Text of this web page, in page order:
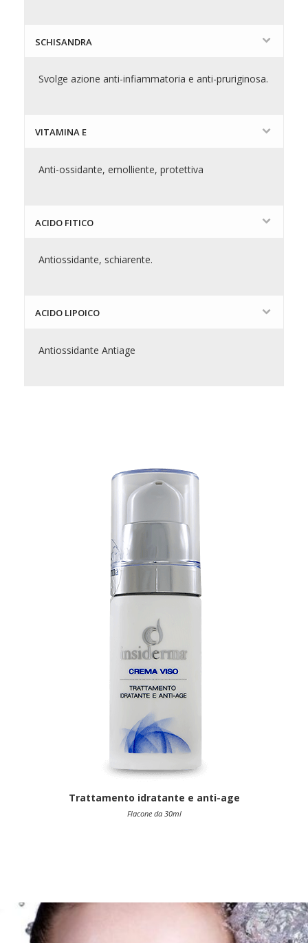
SCHISANDRA
Svolge azione anti-infiammatoria e anti-pruriginosa.
VITAMINA E
Anti-ossidante, emolliente, protettiva
ACIDO FITICO
Antiossidante, schiarente.
ACIDO LIPOICO
Antiossidante Antiage
Trattamento idratante e anti-age
Flacone da 30ml